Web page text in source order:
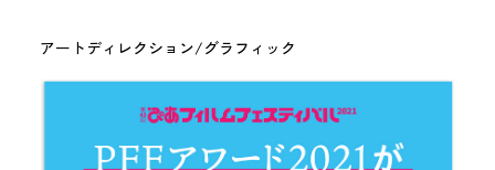
アートディレクション/グラフィック